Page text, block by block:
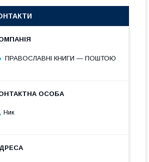
ПРАВОСЛАВНІ КНИГИ — ПОШТОЮ
Ник